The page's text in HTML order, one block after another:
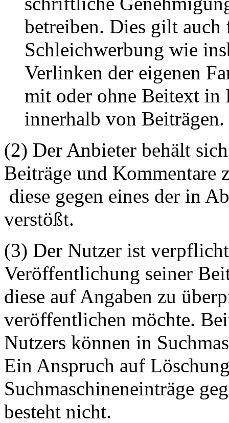
betreiben. Dies gilt auch
Schleichwerbung wie
Verlinken der eigenen
mit oder ohne Beitext in
innerhalb von Beiträgen.
(2) Der Anbieter behält
Beiträge und Kommentare
diese gegen eines der in
verstößt.
(3) Der Nutzer ist
Veröffentlichung seiner
diese auf Angaben zu
veröffentlichen möchte.
Nutzers können in
Ein Anspruch auf
Suchmaschineneinträge
besteht nicht.